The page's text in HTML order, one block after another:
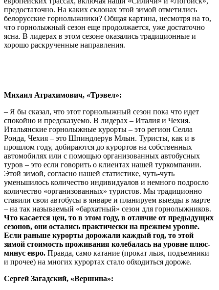
предостаточно. На каких склонах этой зимой отметились
белорусские горнолыжники? Общая картина, несмотря на то,
что горнолыжный сезон еще продолжается, уже достаточно
ясна. В лидерах в этом сезоне оказались традиционные и
хорошо раскрученные направления.
Михаил Атрахимович, «Трэвел»:
– Я бы сказал, что этот горнолыжный сезон пока что идет
спокойно и предсказуемо. В лидерах – Италия и Чехия.
Итальянские горнолыжные курорты – это регион Селла
Ронда, Чехия – это Шпиндлерув Млын. Туристы, как и в
прошлом году, добираются до курортов на собственных
автомобилях или с помощью организованных автобусных
туров – это если говорить о клиентах нашей туркомпании.
Этой зимой, согласно нашей статистике, чуть-чуть
уменьшилось количество индивидуалов и немного подросло
количество «организованных» туристов. Мы традиционно
ставили свои автобусы в январе и планируем выезды в марте
– на так называемый «бархатный» сезон для горнолыжников.
Что касается цен, то в этом году, в отличие от предыдущих
сезонов, они остались практически на прежнем уровне.
Если раньше курорты дорожали каждый год, то этой
зимой стоимость проживания колебалась на уровне плюс-
минус евро. Правда, само катание (прокат лыж, подъемники
и прочее) на многих курортах стало обходиться дороже.
Сергей Загадский, «Вершина»: